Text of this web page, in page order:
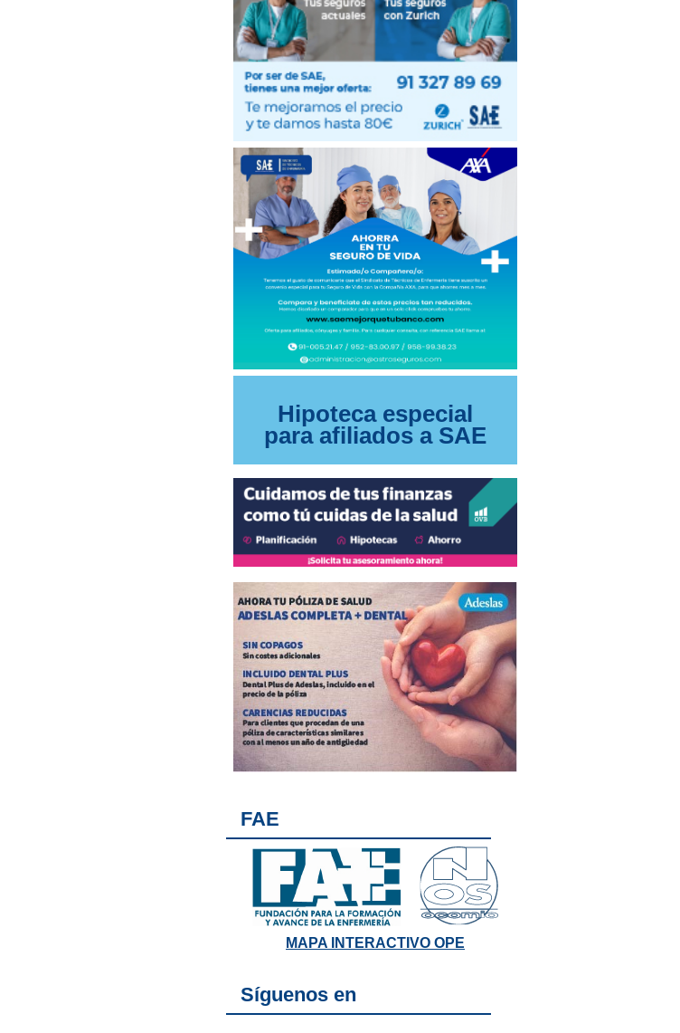
Hipoteca especial
para afiliados a SAE
FAE
MAPA INTERACTIVO OPE
Síguenos en